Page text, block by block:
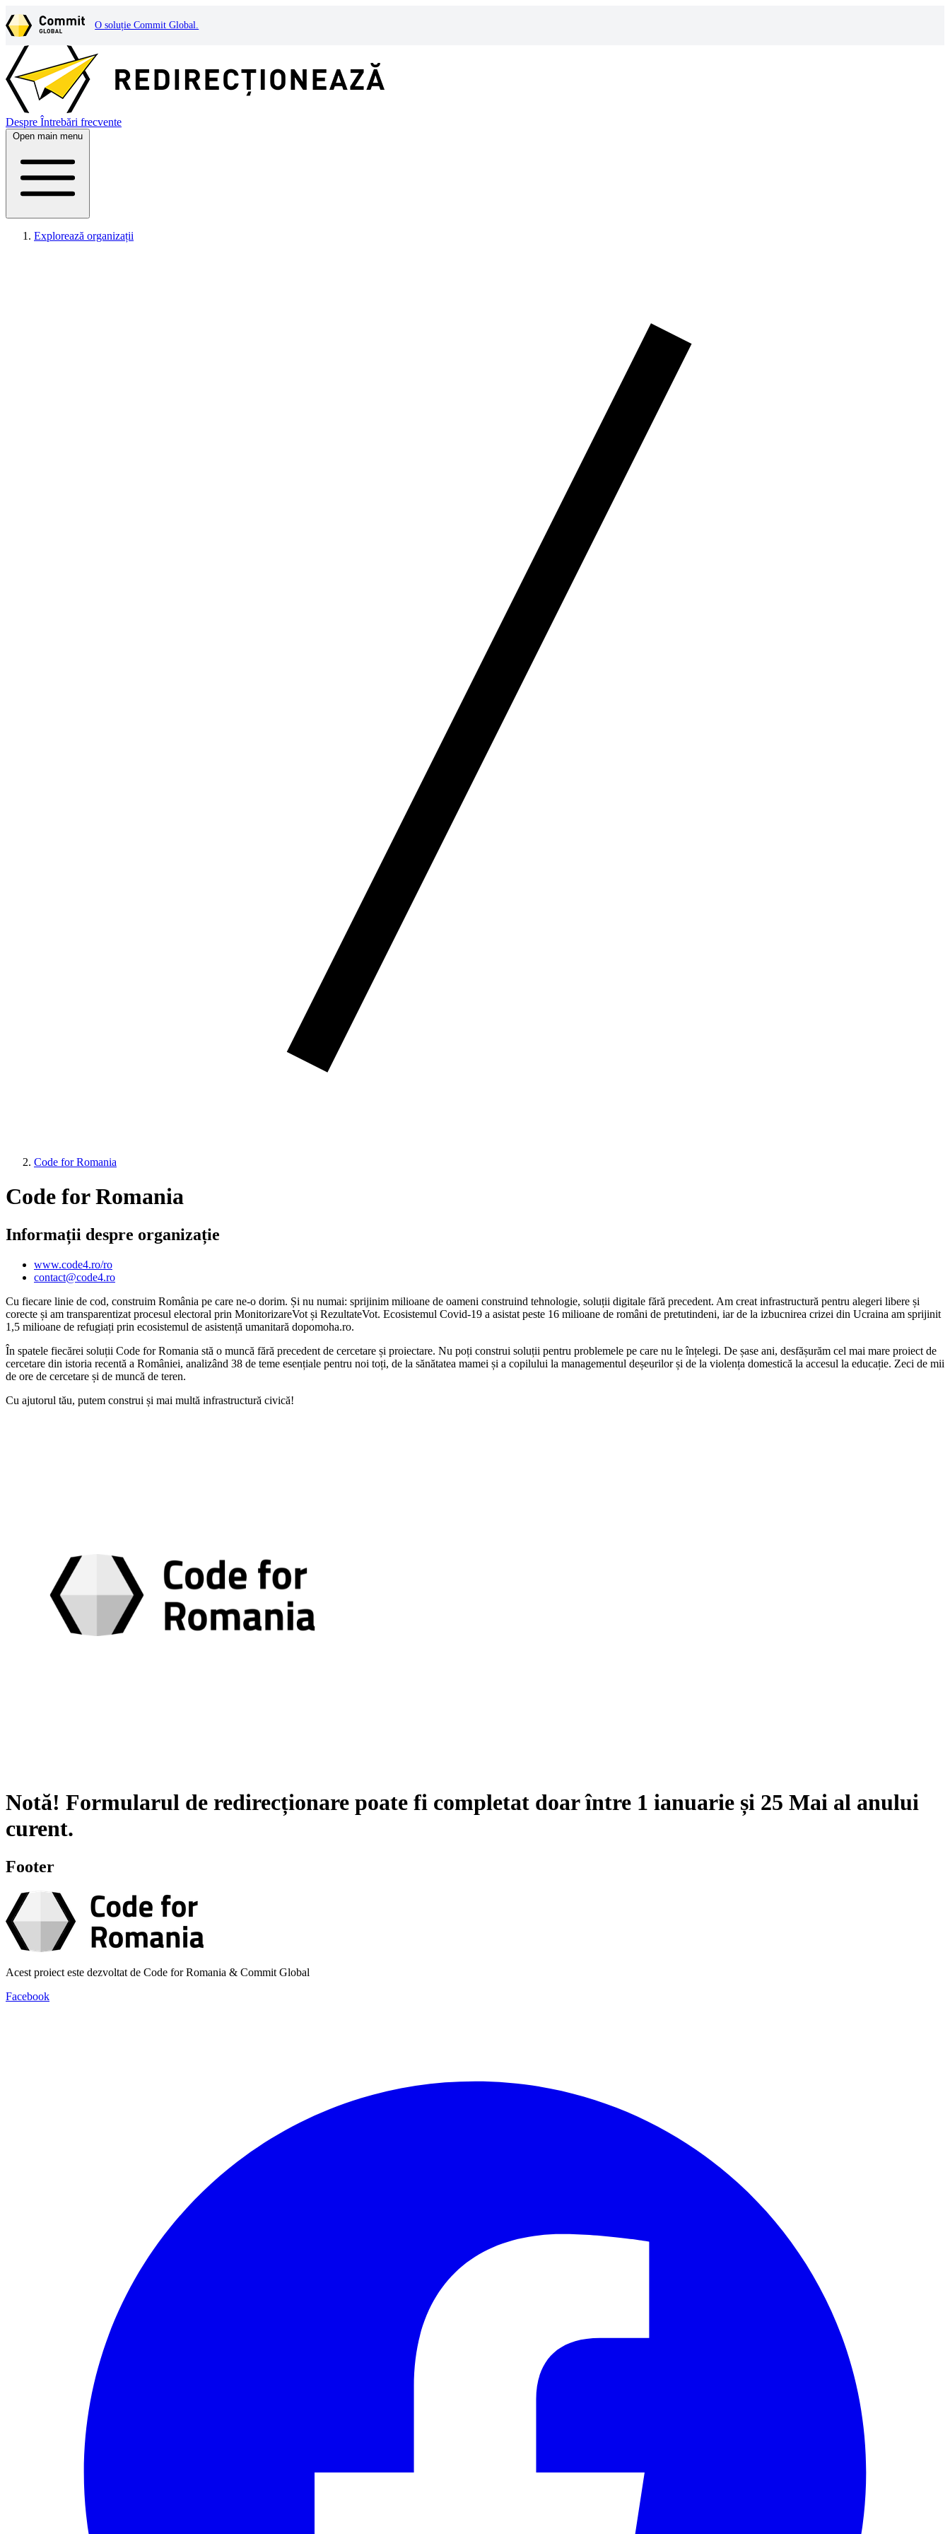
O soluție Commit Global.
Despre Întrebări frecvente
Open main menu
Explorează organizații
Code for Romania
Code for Romania
Informații despre organizație
www.code4.ro/ro
contact@code4.ro
Cu fiecare linie de cod, construim România pe care ne-o dorim. Și nu numai: sprijinim milioane de oameni construind tehnologie, soluții digitale fără precedent. Am creat infrastructură pentru alegeri libere și
corecte și am transparentizat procesul electoral prin MonitorizareVot și RezultateVot. Ecosistemul Covid-19 a asistat peste 16 milioane de români de pretutindeni, iar de la izbucnirea crizei din Ucraina am sprijinit
1,5 milioane de refugiați prin ecosistemul de asistență umanitară dopomoha.ro.
În spatele fiecărei soluții Code for Romania stă o muncă fără precedent de cercetare și proiectare. Nu poți construi soluții pentru problemele pe care nu le înțelegi. De șase ani, desfășurăm cel mai mare proiect de
cercetare din istoria recentă a României, analizând 38 de teme esențiale pentru noi toți, de la sănătatea mamei și a copilului la managementul deșeurilor și de la violența domestică la accesul la educație. Zeci de mii
de ore de cercetare și de muncă de teren.
Cu ajutorul tău, putem construi și mai multă infrastructură civică!
Notă! Formularul de redirecționare poate fi completat doar între 1 ianuarie și 25 Mai al anului
curent.
Footer
Acest proiect este dezvoltat de Code for Romania & Commit Global
Facebook